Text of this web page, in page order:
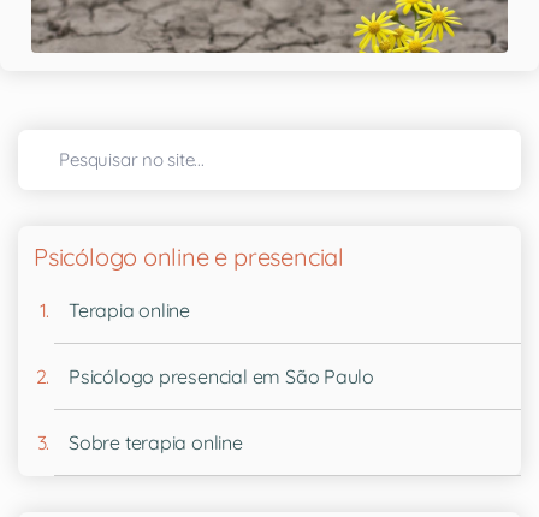
Psicólogo online e presencial
Terapia online
Psicólogo presencial em São Paulo
Sobre terapia online